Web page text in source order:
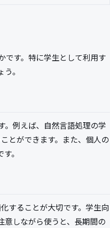
です。特に学生として利用す
。
。例えば、自然言語処理の学
とができます。また、個人の
。
することが大切です。学生向
意しながら使うと、長期間の